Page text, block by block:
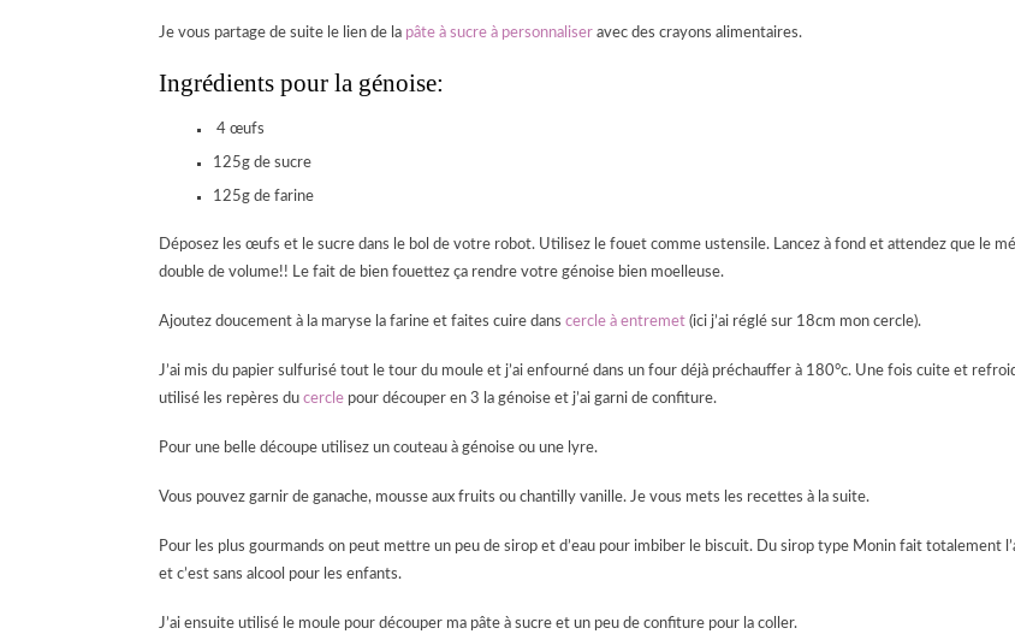
Je vous partage de suite le lien de la pâte à sucre à personnaliser avec des crayons alimentaires.
Ingrédients pour la génoise:
4 œufs
125g de sucre
125g de farine
Déposez les œufs et le sucre dans le bol de votre robot. Utilisez le fouet comme ustensile. Lancez à fond et attendez que le
double de volume!! Le fait de bien fouettez ça rendre votre génoise bien moelleuse.
Ajoutez doucement à la maryse la farine et faites cuire dans cercle à entremet (ici j’ai réglé sur 18cm mon cercle).
J’ai mis du papier sulfurisé tout le tour du moule et j’ai enfourné dans un four déjà préchauffer à 180°c. Une fois cuite et
utilisé les repères du cercle pour découper en 3 la génoise et j’ai garni de confiture.
Pour une belle découpe utilisez un couteau à génoise ou une lyre.
Vous pouvez garnir de ganache, mousse aux fruits ou chantilly vanille. Je vous mets les recettes à la suite.
Pour les plus gourmands on peut mettre un peu de sirop et d’eau pour imbiber le biscuit. Du sirop type Monin fait totalement
et c’est sans alcool pour les enfants.
J’ai ensuite utilisé le moule pour découper ma pâte à sucre et un peu de confiture pour la coller.